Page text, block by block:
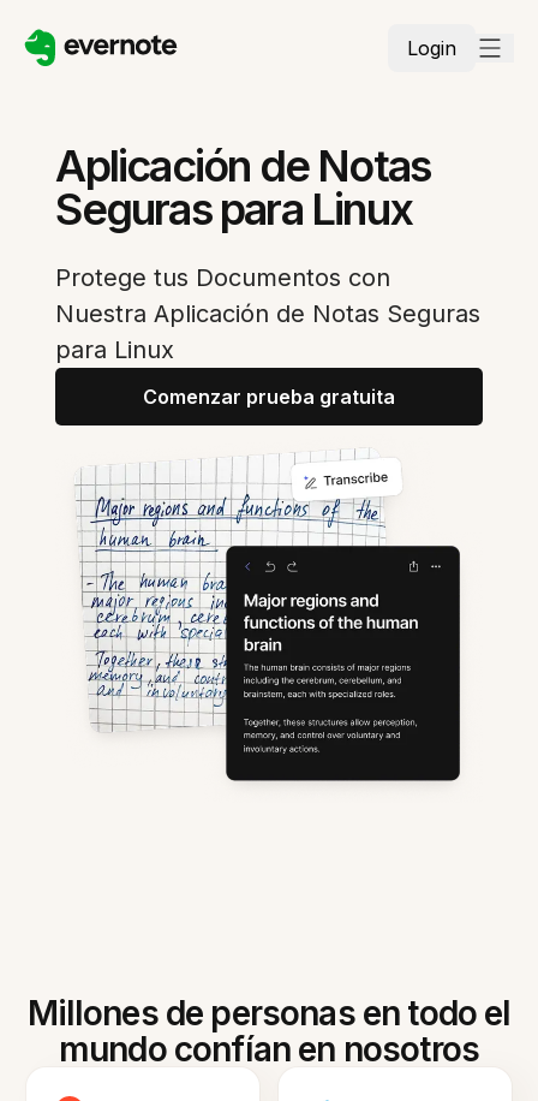
Login
Aplicación de Notas
Seguras para Linux
Protege tus Documentos con
Nuestra Aplicación de Notas Seguras
para Linux
Comenzar prueba gratuita
Millones de personas en todo el
mundo confían en nosotros